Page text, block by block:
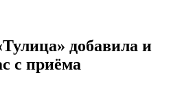
добавила и
с приёма